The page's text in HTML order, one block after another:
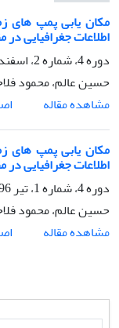
مکان یابی پمپ های
اطلاعات جغرافیایی
دوره 4، شماره 2، اسفند 1396، صفحه
حسین عالم، محمود
مشاهده مقاله
مکان یابی پمپ های
اطلاعات جغرافیایی
دوره 4، شماره 1، تیر 1396، صفحه
حسین عالم، محمود
مشاهده مقاله